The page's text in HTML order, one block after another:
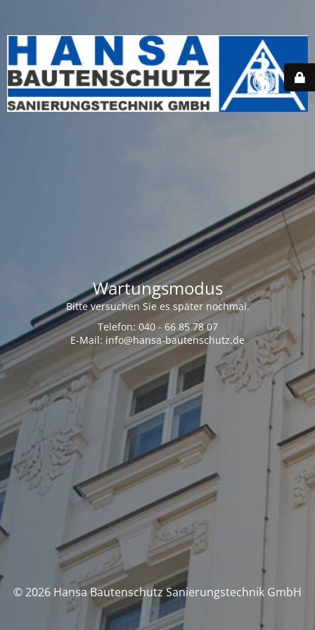
Wartungsmodus
Bitte versuchen Sie es später nochmal.
Telefon: 040 - 66 85 78 07
E-Mail: info@hansa-bautenschutz.de
© 2026 Hansa Bautenschutz Sanierungstechnik GmbH